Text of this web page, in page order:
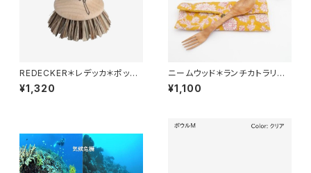
REDECKER＊レデッカ＊ポット
ブラシ＊鍋やフライパンの洗浄に
＊フェイス柄＊
¥1,320
ニームウッド＊ランチカトラリー
(スプーン&フォーク)＊全8種＊
¥1,100